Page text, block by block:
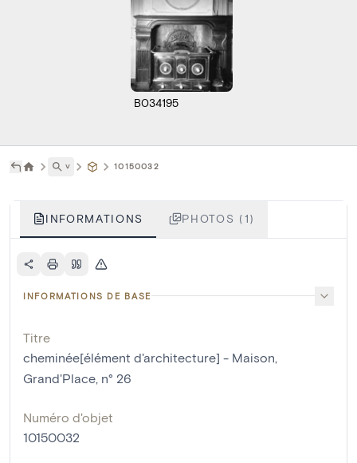
B034195
˅ 10150032
INFORMATIONS PHOTOS (1)
INFORMATIONS DE BASE
Titre
cheminée[élément d'architecture] - Maison,
Grand'Place, n° 26
Numéro d'objet
10150032